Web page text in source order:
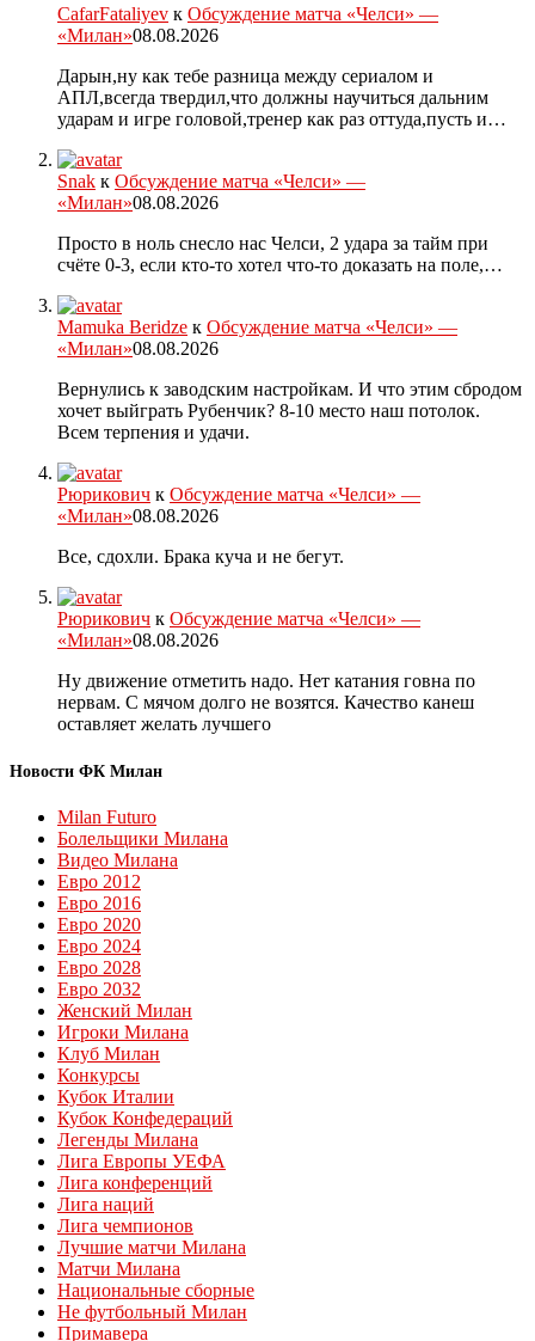
CafarFataliyev к Обсуждение матча «Челси» —
«Милан»08.08.2026
Дарын,ну как тебе разница между сериалом и
АПЛ,всегда твердил,что должны научиться дальним
ударам и игре головой,тренер как раз оттуда,пусть и…
Snak к Обсуждение матча «Челси» —
«Милан»08.08.2026
Просто в ноль снесло нас Челси, 2 удара за тайм при
счёте 0-3, если кто-то хотел что-то доказать на поле,…
Mamuka Beridze к Обсуждение матча «Челси» —
«Милан»08.08.2026
Вернулись к заводским настройкам. И что этим сбродом
хочет выйграть Рубенчик? 8-10 место наш потолок.
Всем терпения и удачи.
Рюрикович к Обсуждение матча «Челси» —
«Милан»08.08.2026
Все, сдохли. Брака куча и не бегут.
Рюрикович к Обсуждение матча «Челси» —
«Милан»08.08.2026
Ну движение отметить надо. Нет катания говна по
нервам. С мячом долго не возятся. Качество канеш
оставляет желать лучшего
Новости ФК Милан
Milan Futuro
Болельщики Милана
Видео Милана
Евро 2012
Евро 2016
Евро 2020
Евро 2024
Евро 2028
Евро 2032
Женский Милан
Игроки Милана
Клуб Милан
Конкурсы
Кубок Италии
Кубок Конфедераций
Легенды Милана
Лига Европы УЕФА
Лига конференций
Лига наций
Лига чемпионов
Лучшие матчи Милана
Матчи Милана
Национальные сборные
Не футбольный Милан
Примавера